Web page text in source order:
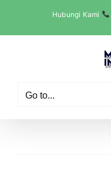
content
Hubungi Kami
Go to...